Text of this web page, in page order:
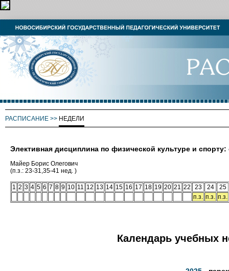
РАСПИСАНИЕ >> НЕДЕЛИ
Элективная дисциплина по физической культуре и
Майер Борис Олегович
(п.з.: 23-31,35-41 нед. )
1 2 3 4 5 6 7 8 9 10 11 12 13 14 15 16 17 18 19 20 21 22 23 24
25
п.з. п.з. п.з.
Календарь учебных